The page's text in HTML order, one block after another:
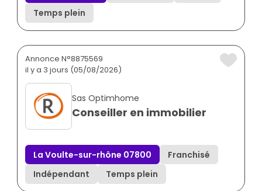
Temps plein
Annonce N°8875569
il y a 3 jours (05/08/2026)
Sas Optimhome
Conseiller en immobilier
La Voulte-sur-rhône 07800
Franchisé
Indépendant
Temps plein